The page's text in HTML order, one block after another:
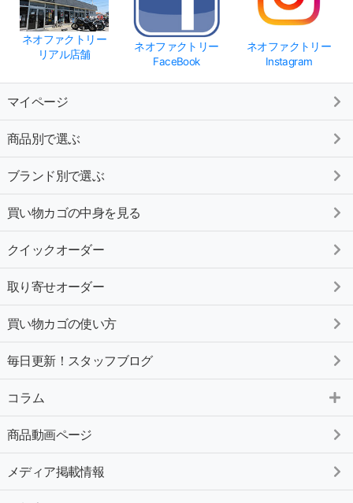
ネオファクトリー
リアル店舗
ネオファクトリー
FaceBook
ネオファクトリー
Instagram
マイページ
商品別で選ぶ
ブランド別で選ぶ
買い物カゴの中身を見る
クイックオーダー
取り寄せオーダー
買い物カゴの使い方
毎日更新！スタッフブログ
コラム
商品動画ページ
メディア掲載情報